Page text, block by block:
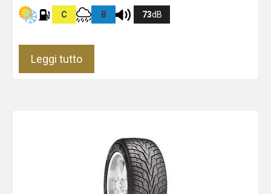
C B 73dB
Leggi tutto